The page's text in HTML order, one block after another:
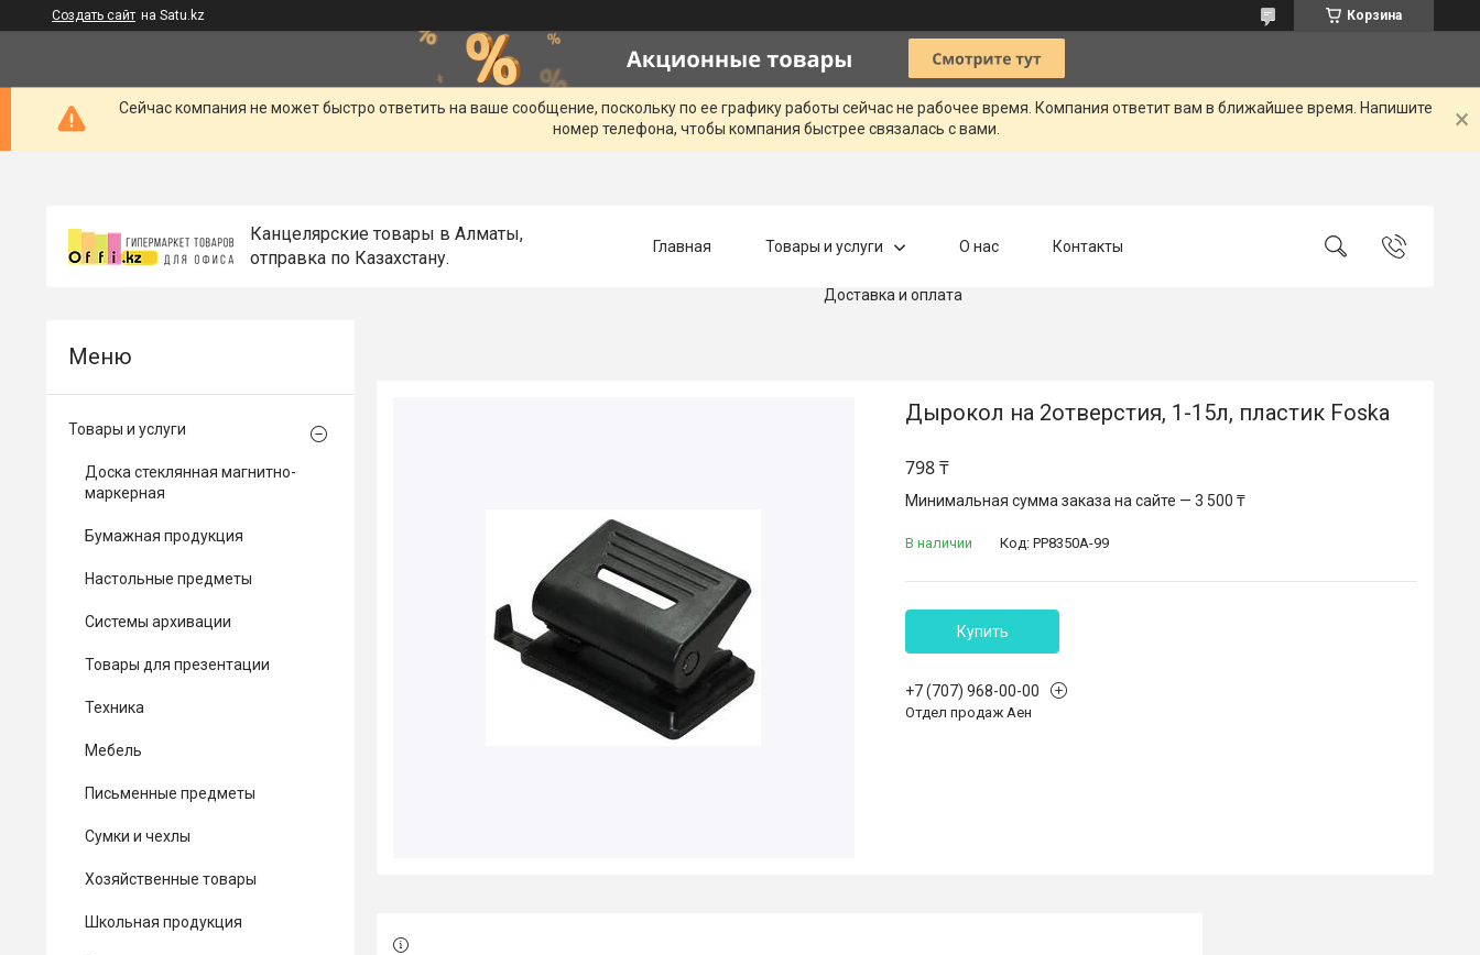
Создать сайт на Satu.kz Корзина
Сейчас компания не может быстро ответить на ваше сообщение, поскольку по ее графику работы сейчас не рабочее время. Компания ответит вам в ближайшее время. Напишите
номер телефона, чтобы компания быстрее связалась с вами.
Канцелярские товары в Алматы,
отправка по Казахстану.
Главная Товары и услуги О нас Контакты
Доставка и оплата
Дырокол на 2отверстия, 1-15л, пластик Foska
798 ₸
Минимальная сумма заказа на сайте — 3 500 ₸
В наличии Код: PP8350A-99
Купить
+7 (707) 968-00-00
Отдел продаж Аен
Товары и услуги
Доска стеклянная магнитно-
маркерная
Бумажная продукция
Настольные предметы
Системы архивации
Товары для презентации
Техника
Мебель
Письменные предметы
Сумки и чехлы
Хозяйственные товары
Школьная продукция